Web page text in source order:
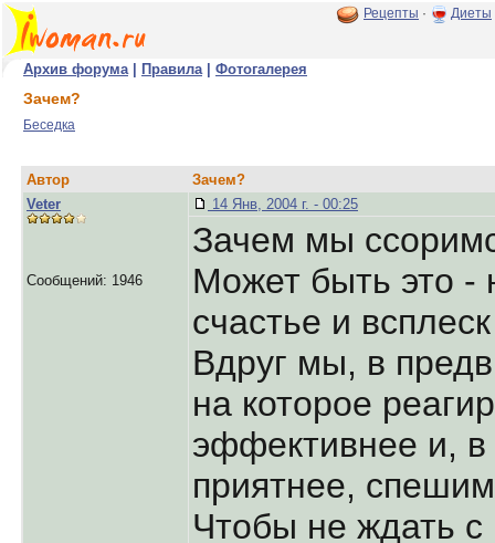
Рецепты · Диеты
Архив форума| Правила| Фотогалерея
Зачем?
Беседка
Автор
Зачем?
Veter
Сообщений: 1946
14 Янв, 2004 г. - 00:25
Зачем мы
Может быть это -
счастье и
Вдруг мы, в
на которое
эффективнее и,
приятнее,
Чтобы не ждать с